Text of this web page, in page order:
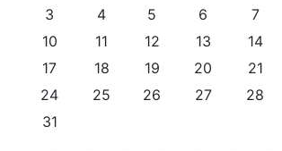
3
4 5 6 7
10
11 12 13 14
17
18 19 20 21
24
25 26 27 28
31